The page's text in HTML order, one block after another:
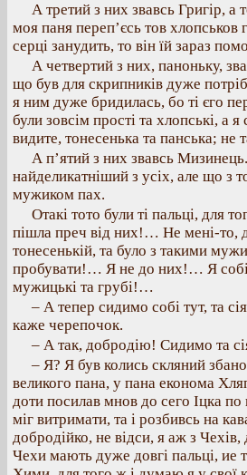
А третий з них звавсь Григір, а
моя паня переп’єсь тов хлопськов
серці занудить, то він їй зараз
А четвертий з них, паноньку,
що був для скрипників дуже
я ним дуже бридилась, бо ті єго
були зовсім прості та хлопські, а
видите, тонесенька та панська; не
А п’ятий з них звавсь
найделикатніший з усіх, але що з
мужиком пах.
Отакі тото були ті пальці, для
пішла преч від них!… Не мені-то,
тонесенькій, та було з такими
пробувати!… Я не до них!… Я собі
мужицькі та грубі!…
– А тепер сидимо собі тут, та
каже черепочок.
– А так, добродію! Сидимо та
– Я? Я був колись скляний
великого пана, у пана економа
доти посилав мнов до сего Іцка
міг витримати, та і розбивсь на
добродійко, не відси, я аж з Чехів,
Чехи мають дуже довгі пальці, ие